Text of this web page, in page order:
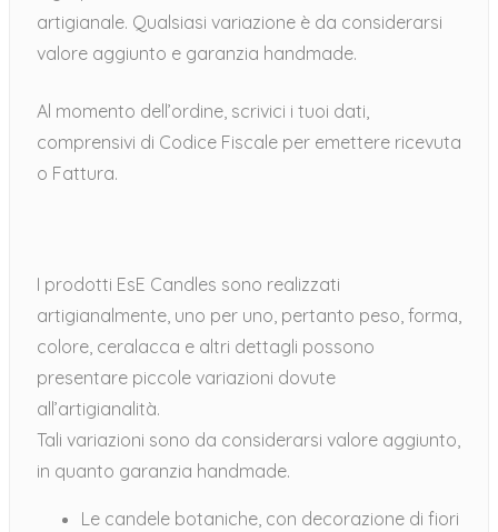
artigianale. Qualsiasi variazione è da considerarsi
valore aggiunto e garanzia handmade.
Al momento dell’ordine, scrivici i tuoi dati,
comprensivi di Codice Fiscale per emettere ricevuta
o Fattura.
I prodotti EsE Candles sono realizzati
artigianalmente, uno per uno, pertanto peso, forma,
colore, ceralacca e altri dettagli possono
presentare piccole variazioni dovute
all’artigianalità.
Tali variazioni sono da considerarsi valore aggiunto,
in quanto garanzia handmade.
Le candele botaniche, con decorazione di fiori